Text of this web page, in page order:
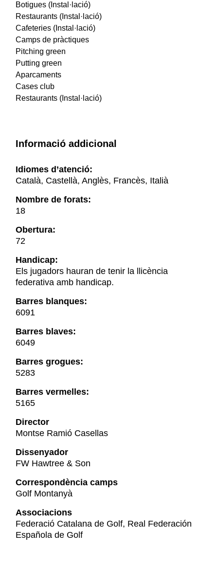
Botigues (Instal·lació)
Restaurants (Instal·lació)
Cafeteries (Instal·lació)
Camps de pràctiques
Pitching green
Putting green
Aparcaments
Cases club
Restaurants (Instal·lació)
Informació addicional
Idiomes d’atenció:
Català, Castellà, Anglès, Francès, Italià
Nombre de forats:
18
Obertura:
72
Handicap:
Els jugadors hauran de tenir la llicència
federativa amb handicap.
Barres blanques:
6091
Barres blaves:
6049
Barres grogues:
5283
Barres vermelles:
5165
Director
Montse Ramió Casellas
Dissenyador
FW Hawtree & Son
Correspondència camps
Golf Montanyà
Associacions
Federació Catalana de Golf, Real Federación
Española de Golf